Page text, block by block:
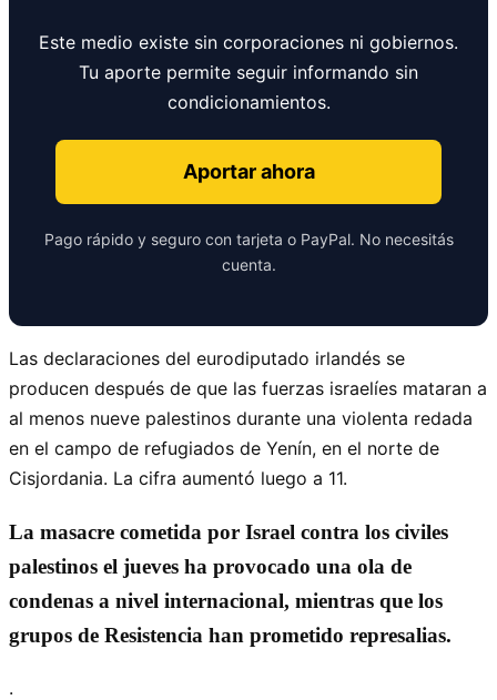
Este medio existe sin corporaciones ni gobiernos.
Tu aporte permite seguir informando sin
condicionamientos.
Aportar ahora
Pago rápido y seguro con tarjeta o PayPal. No necesitás
cuenta.
Las declaraciones del eurodiputado irlandés se
producen después de que las fuerzas israelíes mataran a
al menos nueve palestinos durante una violenta redada
en el campo de refugiados de Yenín, en el norte de
Cisjordania. La cifra aumentó luego a 11.
La masacre cometida por Israel contra los civiles
palestinos el jueves ha provocado una ola de
condenas a nivel internacional, mientras que los
grupos de Resistencia han prometido represalias.
.